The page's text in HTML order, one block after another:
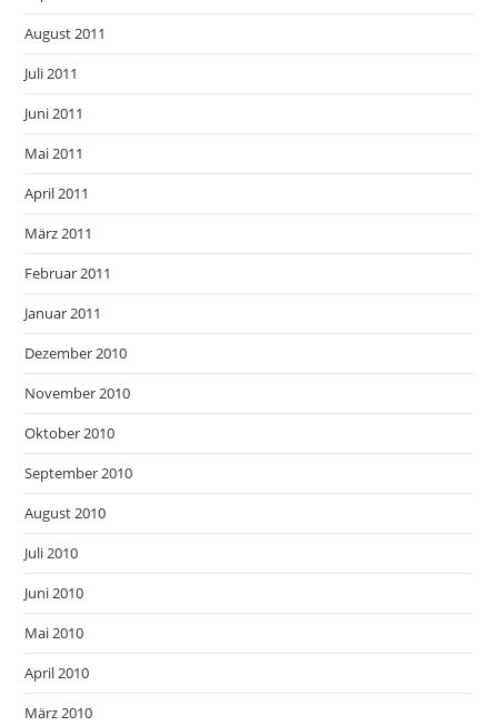
August 2011
Juli 2011
Juni 2011
Mai 2011
April 2011
März 2011
Februar 2011
Januar 2011
Dezember 2010
November 2010
Oktober 2010
September 2010
August 2010
Juli 2010
Juni 2010
Mai 2010
April 2010
März 2010